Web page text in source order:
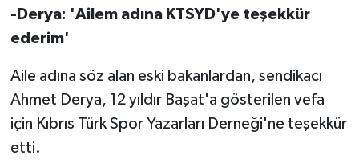
-Derya: 'Ailem adına KTSYD'ye teşekkür
ederim'
Aile adına söz alan eski bakanlardan, sendikacı
Ahmet Derya, 12 yıldır Başat'a gösterilen vefa
için Kıbrıs Türk Spor Yazarları Derneği'ne teşekkür
etti.